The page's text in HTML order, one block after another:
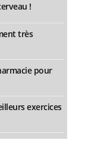
!
très
pour
exercices